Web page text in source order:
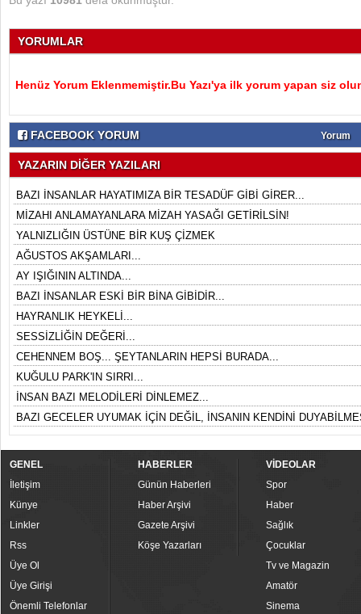
YORUMLAR
Henüz Yorum Eklenmemiştir.Bu Yazı'ya ilk yorum yapan siz
FACEBOOK YORUM Yorum
YAZARIN DİĞER YAZILARI
BAZI İNSANLAR HAYATIMIZA BİR TESADÜF GİBİ GİRER...
MİZAHI ANLAMAYANLARA MİZAH YASAĞI GETİRİLSİN!
YALNIZLIĞIN ÜSTÜNE BİR KUŞ ÇİZMEK
AĞUSTOS AKŞAMLARI...
AY IŞIĞININ ALTINDA...
BAZI İNSANLAR ESKİ BİR BİNA GİBİDİR...
HAYRANLIK HEYKELİ...
SESSİZLİĞİN DEĞERİ...
CEHENNEM BOŞ... ŞEYTANLARIN HEPSİ BURADA...
KUĞULU PARK'IN SIRRI...
İNSAN BAZI MELODİLERİ DİNLEMEZ...
BAZI GECELER UYUMAK İÇİN DEĞİL, İNSANIN KENDİNİ
GENEL
İletişim
Künye
Linkler
Rss
Üye Ol
Üye Girişi
Önemli Telefonlar
HABERLER
Günün Haberleri
Haber Arşivi
Gazete Arşivi
Köşe Yazarları
VİDEOLAR
Spor
Haber
Sağlık
Çocuklar
Tv ve Magazin
Amatör
Sinema